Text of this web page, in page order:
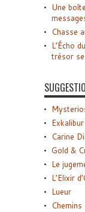
Une
Chasse
L’Écho
trésor
Exkalibur
Carine
Gold &
Le
L’Elixir
Lueur